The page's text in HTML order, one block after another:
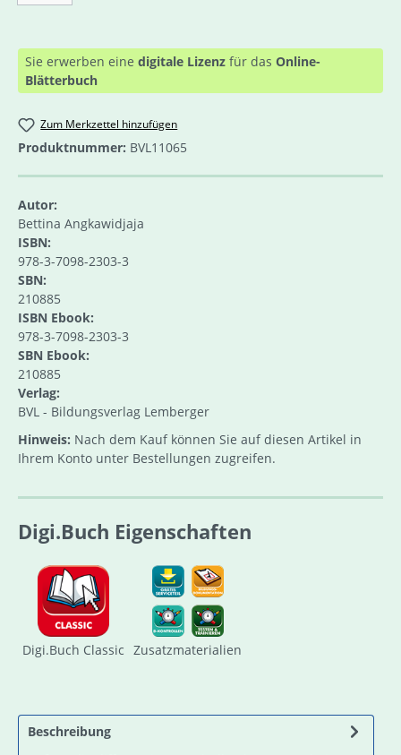
Sie erwerben eine digitale Lizenz für das Online-
Blätterbuch
Zum Merkzettel hinzufügen
Produktnummer: BVL11065
Autor:
Bettina Angkawidjaja
ISBN:
978-3-7098-2303-3
SBN:
210885
ISBN Ebook:
978-3-7098-2303-3
SBN Ebook:
210885
Verlag:
BVL - Bildungsverlag Lemberger
Hinweis: Nach dem Kauf können Sie auf diesen Artikel in
Ihrem Konto unter Bestellungen zugreifen.
Digi.Buch Eigenschaften
Digi.Buch Classic Zusatzmaterialien
Beschreibung